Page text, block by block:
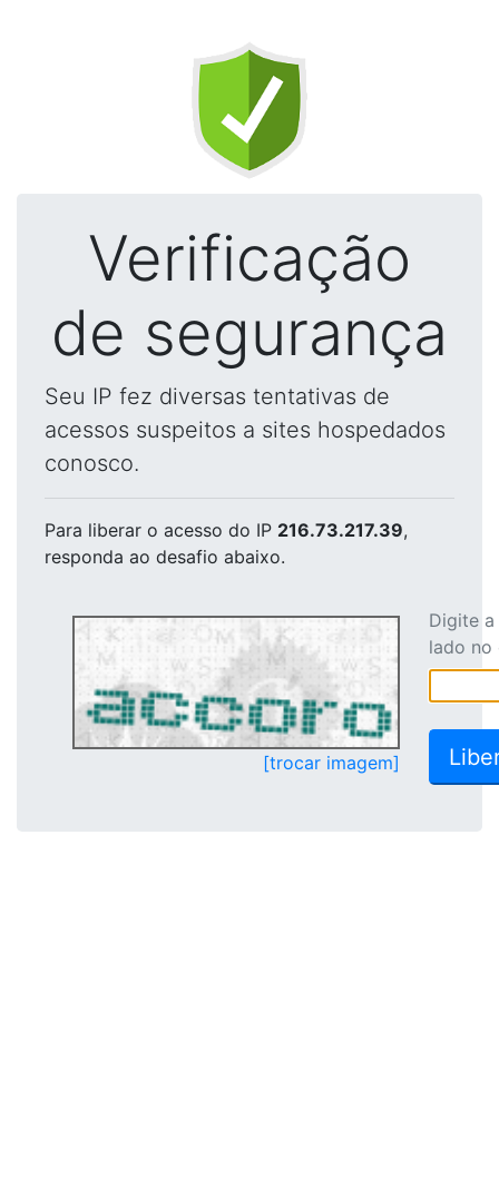
Verificação
de segurança
Seu IP fez diversas tentativas de
acessos suspeitos a sites hospedados
conosco.
Para liberar o acesso do IP 216.73.217.39,
responda ao desafio abaixo.
[trocar imagem]
Digite
lado no